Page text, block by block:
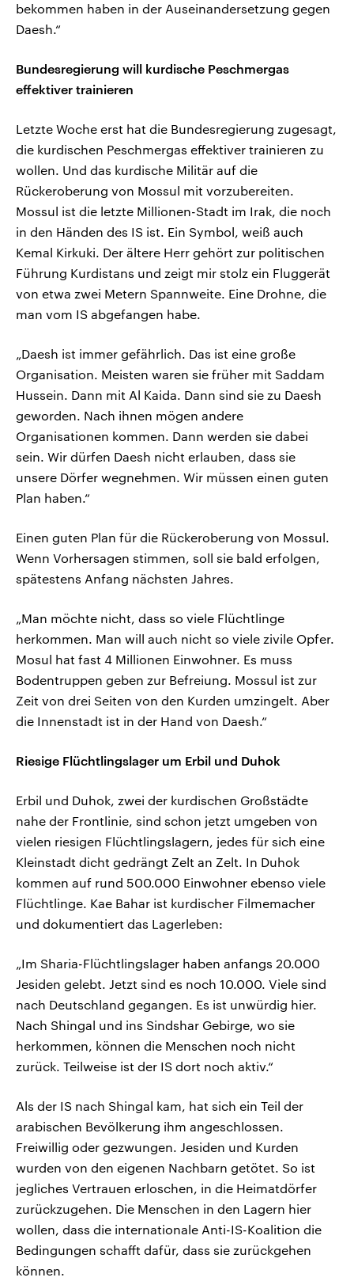
bekommen haben in der Auseinandersetzung gegen
Daesh.“
Bundesregierung will kurdische Peschmergas
effektiver trainieren
Letzte Woche erst hat die Bundesregierung zugesagt,
die kurdischen Peschmergas effektiver trainieren zu
wollen. Und das kurdische Militär auf die
Rückeroberung von Mossul mit vorzubereiten.
Mossul ist die letzte Millionen-Stadt im Irak, die noch
in den Händen des IS ist. Ein Symbol, weiß auch
Kemal Kirkuki. Der ältere Herr gehört zur politischen
Führung Kurdistans und zeigt mir stolz ein Fluggerät
von etwa zwei Metern Spannweite. Eine Drohne, die
man vom IS abgefangen habe.
„Daesh ist immer gefährlich. Das ist eine große
Organisation. Meisten waren sie früher mit Saddam
Hussein. Dann mit Al Kaida. Dann sind sie zu Daesh
geworden. Nach ihnen mögen andere
Organisationen kommen. Dann werden sie dabei
sein. Wir dürfen Daesh nicht erlauben, dass sie
unsere Dörfer wegnehmen. Wir müssen einen guten
Plan haben.“
Einen guten Plan für die Rückeroberung von Mossul.
Wenn Vorhersagen stimmen, soll sie bald erfolgen,
spätestens Anfang nächsten Jahres.
„Man möchte nicht, dass so viele Flüchtlinge
herkommen. Man will auch nicht so viele zivile Opfer.
Mosul hat fast 4 Millionen Einwohner. Es muss
Bodentruppen geben zur Befreiung. Mossul ist zur
Zeit von drei Seiten von den Kurden umzingelt. Aber
die Innenstadt ist in der Hand von Daesh.“
Riesige Flüchtlingslager um Erbil und Duhok
Erbil und Duhok, zwei der kurdischen Großstädte
nahe der Frontlinie, sind schon jetzt umgeben von
vielen riesigen Flüchtlingslagern, jedes für sich eine
Kleinstadt dicht gedrängt Zelt an Zelt. In Duhok
kommen auf rund 500.000 Einwohner ebenso viele
Flüchtlinge. Kae Bahar ist kurdischer Filmemacher
und dokumentiert das Lagerleben:
„Im Sharia-Flüchtlingslager haben anfangs 20.000
Jesiden gelebt. Jetzt sind es noch 10.000. Viele sind
nach Deutschland gegangen. Es ist unwürdig hier.
Nach Shingal und ins Sindshar Gebirge, wo sie
herkommen, können die Menschen noch nicht
zurück. Teilweise ist der IS dort noch aktiv.“
Als der IS nach Shingal kam, hat sich ein Teil der
arabischen Bevölkerung ihm angeschlossen.
Freiwillig oder gezwungen. Jesiden und Kurden
wurden von den eigenen Nachbarn getötet. So ist
jegliches Vertrauen erloschen, in die Heimatdörfer
zurückzugehen. Die Menschen in den Lagern hier
wollen, dass die internationale Anti-IS-Koalition die
Bedingungen schafft dafür, dass sie zurückgehen
können.